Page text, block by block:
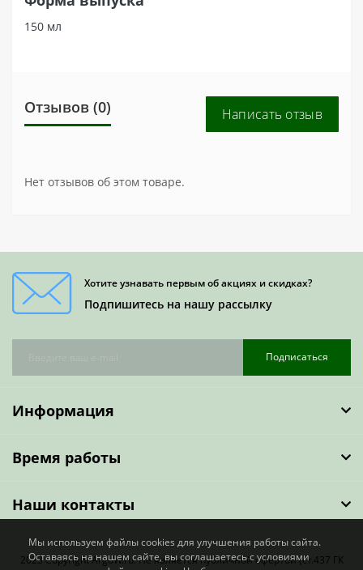
150 мл
Отзывов (0) Написать отзыв
Нет отзывов об этом товаре.
Хотите узнавать первым об акциях и скидках?
Подпишитесь на нашу рассылку
Подписаться
Информация
Время работы
Наши контакты
2023 Copyright ArgoW.ru. Не является публичной офертой (ст.437 ГК
Мы используем файлы cookies для улучшения работы сайта.
Оставаясь на нашем сайте, вы соглашаетесь с условиями